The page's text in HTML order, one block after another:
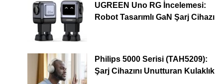
UGREEN Uno RG İncelemesi:
Robot Tasarımlı GaN Şarj Cihazı
Philips 5000 Serisi (TAH5209):
Şarj Cihazını Unutturan Kulaklık